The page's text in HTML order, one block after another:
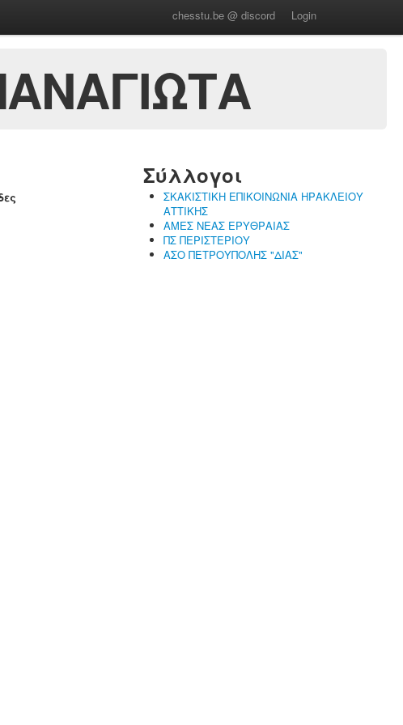
chesstu.be @ discord Login
Σύλλογοι
ΣΚΑΚΙΣΤΙΚΗ ΕΠΙΚΟΙΝΩΝΙΑ ΗΡΑΚΛΕΙΟΥ
ΑΤΤΙΚΗΣ
ΑΜΕΣ ΝΕΑΣ ΕΡΥΘΡΑΙΑΣ
ΠΣ ΠΕΡΙΣΤΕΡΙΟΥ
ΑΣΟ ΠΕΤΡΟΥΠΟΛΗΣ "ΔΙΑΣ"